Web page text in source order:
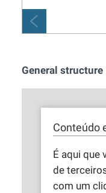
General structure
Conteúdo
É aqui que
de
com um